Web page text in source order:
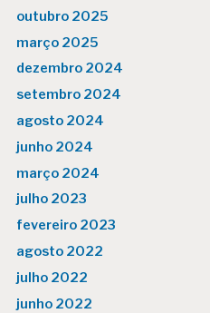
outubro 2025
março 2025
dezembro 2024
setembro 2024
agosto 2024
junho 2024
março 2024
julho 2023
fevereiro 2023
agosto 2022
julho 2022
junho 2022